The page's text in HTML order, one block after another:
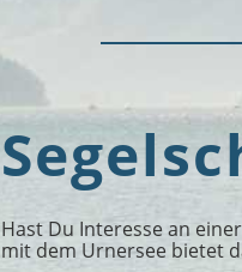
Hast Du Interesse an
mit dem Urnersee bietet